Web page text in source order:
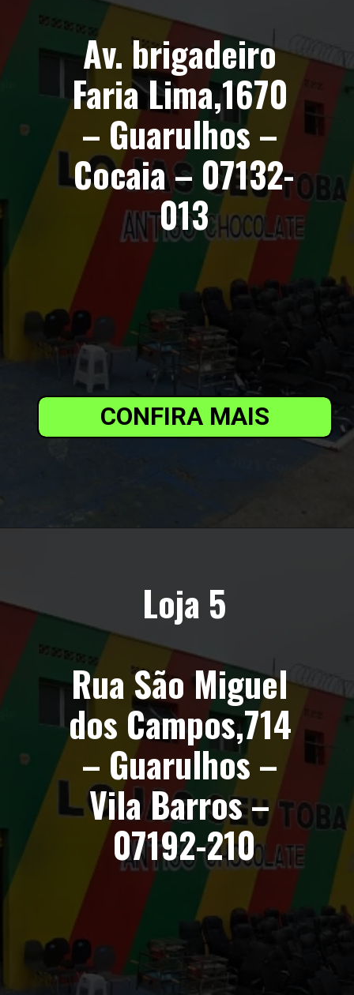
Av. brigadeiro
Faria Lima,1670
– Guarulhos –
Cocaia – 07132-
013
CONFIRA MAIS
Loja 5
Rua São Miguel
dos Campos,714
– Guarulhos –
Vila Barros –
07192-210